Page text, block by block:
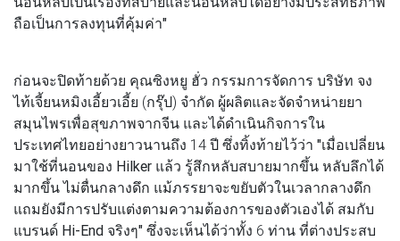
ถือเป็นการลงทุนที่คุ้มค่า"
ก่อนจะปิดท้ายด้วย คุณซิงหยู ฮั่ว กรรมการจัดการ บริษัท จง
ไท้เจี้ยนหมิงเอี้ยวเอี้ย (กรุ๊ป) จำกัด ผู้ผลิตและจัดจำหน่ายยา
สมุนไพรเพื่อสุขภาพจากจีน และได้ดำเนินกิจการใน
ประเทศไทยอย่างยาวนานถึง 14 ปี ซึ่งทิ้งท้ายไว้ว่า "เมื่อเปลี่ยน
มาใช้ที่นอนของ Hilker แล้ว รู้สึกหลับสบายมากขึ้น หลับลึกได้
มากขึ้น ไม่ตื่นกลางดึก แม้ภรรยาจะขยับตัวในเวลากลางดึก
แถมยังมีการปรับแต่งตามความต้องการของตัวเองได้ สมกับ
แบรนด์ Hi-End จริงๆ" ซึ่งจะเห็นได้ว่าทั้ง 6 ท่าน ที่ต่างประสบ